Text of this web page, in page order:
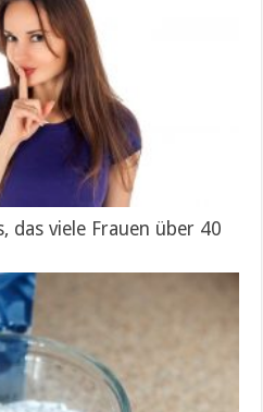
das viele Frauen über 40